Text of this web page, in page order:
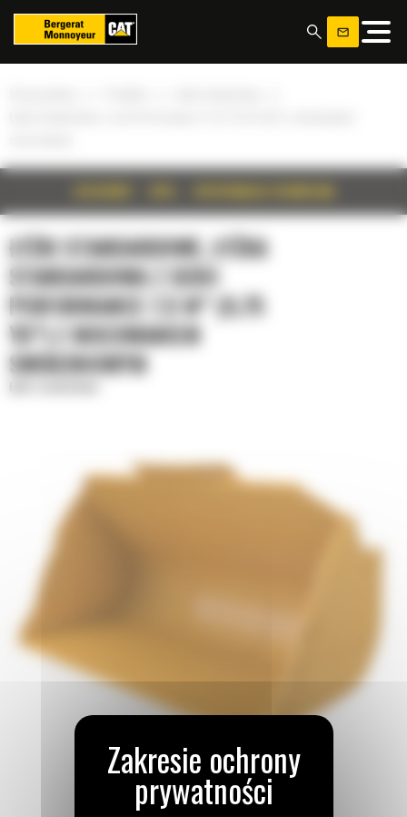
ŁYŻKI STANDARDOWE, ŁYŻKA
STANDARDOWA Z SERII
PERFORMANCE 7,5 M³ (9,75
YD³) Z MOCOWANIEM
SWORZNIOWYM
Panel zarządzania plikami cookies